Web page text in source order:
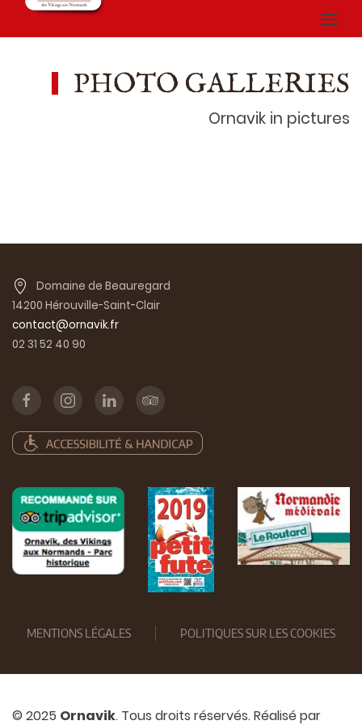
PHOTO GALLERIES
Ornavik in pictures
Domaine de Beauregard
14200 Hérouville-Saint-Clair
contact@ornavik.fr
02 31 52 40 90
MENTIONS LÉGALES POLITIQUES SUR LES COOKIES
© 2025 Ornavik. Tous droits réservés. Réalisé par